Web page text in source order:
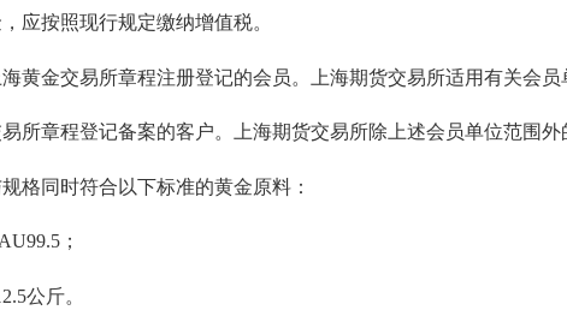
按照现行规定缴纳增值税。
金交易所章程注册登记的会员。上海期货交易所适用有关会员
章程登记备案的客户。上海期货交易所除上述会员单位范围外
同时符合以下标准的黄金原料：
；
公斤。